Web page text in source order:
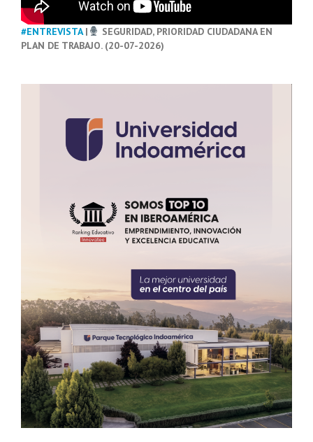
#ENTREVISTA|
SEGURIDAD, PRIORIDAD CIUDADANA EN
PLAN DE TRABAJO. (20-07-2026)